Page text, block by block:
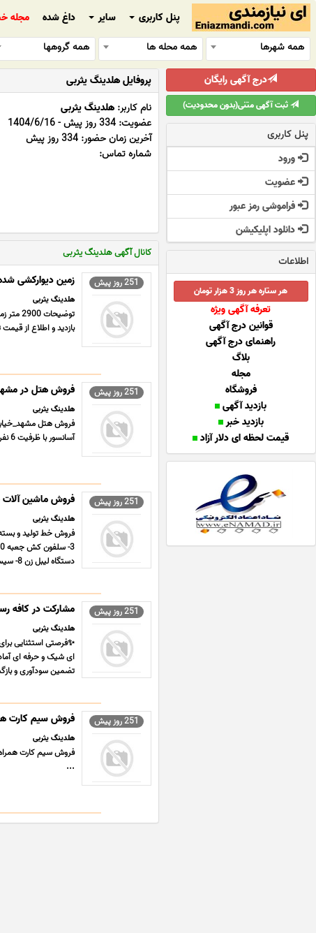
پنل کاربری سایر داغ شده مجله
همه شهرها
همه محله ها همه گروهها
پروفایل هلدینگ یثربی
نام کاربر:هلدینگ یثربی
عضویت: 334 روز پیش - 1404/6/16
آخرین زمان حضور: 334 روز پیش
شماره تماس:
کانال آگهی هلدینگ یثربی
251 روز پیش زمین دیوارکشی شده 2900 متر در
هلدینگ یثربی
بازدید و اطلاع از
251 روز پیش فروش هتل در
هلدینگ یثربی
آسانسور با ظرفیت 6 نفر دوربین مداربسته و سیستم اعلام حریق دید به حرم مطهر جهت اطلاعات بیشتر تماس حاصل فرمایید ...
251 روز پیش فروش ماشین آلات
هلدینگ یثربی
دستگاه لیبل زن 8- سیستم فرآیند انتقال شربت محصول (فل ... ...
251 روز پیش مشارکت در کافه
هلدینگ یثربی
✨فرصتی استثنایی
ای شیک و حرفه ای
تضمین سودآوری و
251 روز پیش فروش سیم کارت
هلدینگ یثربی
...
درج آگهی رایگان
ثبت آگهی متنی(بدون محدودیت)
پنل کاربری
ورود
عضویت
فراموشی رمز عبور
دانلود اپلیکیشن
اطلاعات
هر ستاره هر روز 3 هزار تومان
تعرفه آگهی ویژه
قوانین درج آگهی
راهنمای درج آگهی
بلاگ
مجله
فروشگاه
بازدید آگهی
بازدید خبر
قیمت لحظه ای دلار آزاد